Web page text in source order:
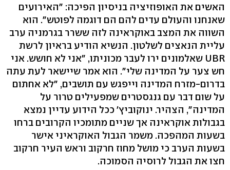
האשים את האופוזיציה בניסיון הפיכה: "האירועים
שאנחנו והעולם עדים להם הם דוגמה לפוטש". הוא
השווה את המצב באוקראינה לזה ששרר בגרמניה ערב
עליית הנאצים לשלטון. הנשיא הודיע בראיון לרשת
UBR שאלמונים ירו לעבר מכוניתו, "אני לא חושש. אני
חש צער על המדינה שלי". הוא אמר שיישאר לעת עתה
בדרום-מזרח המדינה וייפגש עם תושבים, "לא אחתום
על שום דבר עם גנגסטרים שמפעילים טרור על
המדינה", הצהיר. ינוקוביץ' ככל הידוע עדיין נמצא
בגבולות אוקראינה אך שניים מתומכיו הקרובים ברחו
בשעות המהפכה. משמר הגבול האוקראיני אישר
בשעות הערב כי מושל מחוז חרקוב וראש העיר חרקוב
חצו את הגבול לרוסיה הסמוכה.